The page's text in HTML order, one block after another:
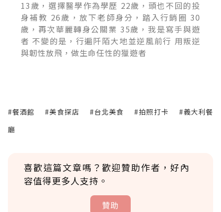
13歲，選擇醫學作為學歷 22歲，頭也不回的投
身補教 26歲，放下老師身分，踏入行銷圈 30
歲，再次華麗轉身公關業 35歲，我是寫手與遊
者 不變的是，行遍阡陌大地並逆風前行 用叛逆
與韌性放飛，做生命任性的獵遊者
#餐酒館 #美食探店 #台北美食 #拍照打卡
#義大利餐
廳
喜歡這篇文章嗎？歡迎贊助作者，好內
容值得更多人支持。
贊助